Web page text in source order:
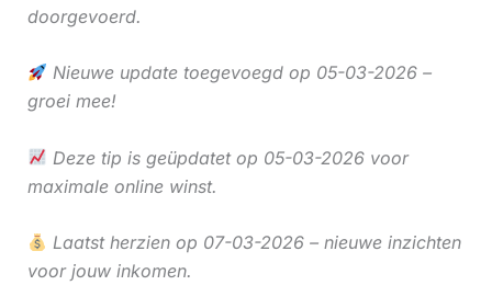
doorgevoerd.
Nieuwe update toegevoegd op 05-03-2026 –
groei mee!
Deze tip is geüpdatet op 05-03-2026 voor
maximale online winst.
Laatst herzien op 07-03-2026 – nieuwe inzichten
voor jouw inkomen.